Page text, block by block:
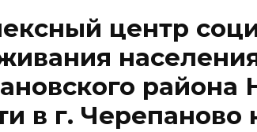
центр
района
в г. Черепаново